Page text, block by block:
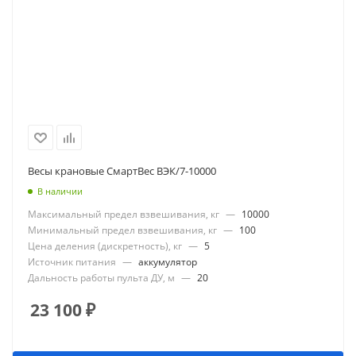
Весы крановые СмартВес ВЭК/7-10000
В наличии
Максимальный предел взвешивания, кг — 10000
Минимальный предел взвешивания, кг — 100
Цена деления (дискретность), кг — 5
Источник питания — аккумулятор
Дальность работы пульта ДУ, м — 20
23 100₽